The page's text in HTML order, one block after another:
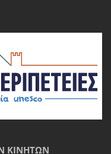
ΚΙΝΗΤΏΝ